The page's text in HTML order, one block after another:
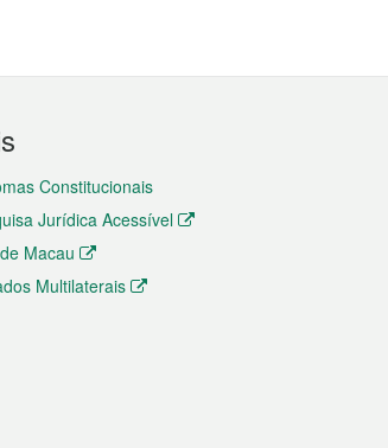
Constitucionais
Jurídica Acessível
Macau
Multilaterais